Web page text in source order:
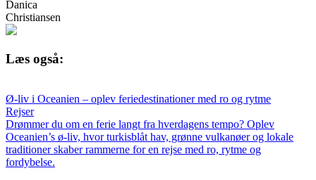
Danica
Christiansen
Læs også:
Ø-liv i Oceanien – oplev feriedestinationer med ro og rytme
Rejser
Drømmer du om en ferie langt fra hverdagens tempo? Oplev
Oceanien’s ø-liv, hvor turkisblåt hav, grønne vulkanøer og lokale
traditioner skaber rammerne for en rejse med ro, rytme og
fordybelse.